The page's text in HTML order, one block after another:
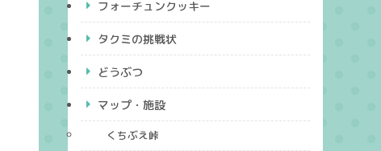
フォーチュンクッキー
タクミの挑戦状
どうぶつ
マップ・施設
くちぶえ峠